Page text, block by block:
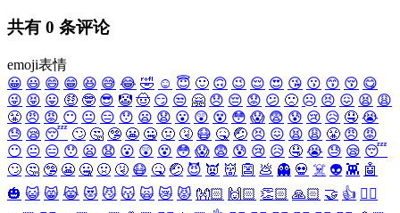
共有 0 条评论
emoji表情
😀 😃 😄 😁 😆 😅 😂 🤣 ☺️ 😇 🙂 🙃 😉 😌 😍 😘 😗 😙 😚 😋
😜 😝 😛 🤑 🤓 😎 🤡 🤠 😏 😒 🤗 😞 😔 😟 😕 🙁 ☹️ 😣 😖 😫 😩
😤 😠 😡 😶 😐 😑 😯 😦 😧 😮 😲 😵 😳 😱 😨 😰 😢 😥 🤤 😭
😓 😪 😴 🙄 🤔 🤥 😬 🤐 🤢 🤧 😷 🤒 🤕 😣 😖 😫 😩 😤 😠 😡
😶 😐 😑 😯 😦 😧 😮 😲 😵 😳 😱 😨 😰 😢 😥 🤤 😭 😓 😪 😴
🙄 🤔 🤥 😬 🤐 🤢 🤧 😷 🤒 🤕 😈 👿 👹 👺 💩 👻 💀 ☠️ 👽 👾 🤖
🎃 😺 😸 😹 😻 😼 😽 🙀 😿 😾 👐🏻 🙌🏻 👏🏻 🙏🏻 🤝 👍 👎🏻